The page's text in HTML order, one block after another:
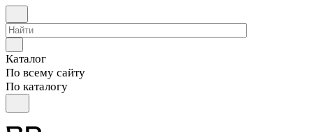
Каталог
По всему сайту
По каталогу